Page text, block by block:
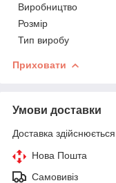
Виробництво
Розмір
Тип виробу
Приховати
Умови доставки
Доставка
Нова Пошта
Самовивіз